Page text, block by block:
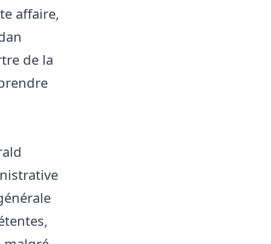
affaire,
de la